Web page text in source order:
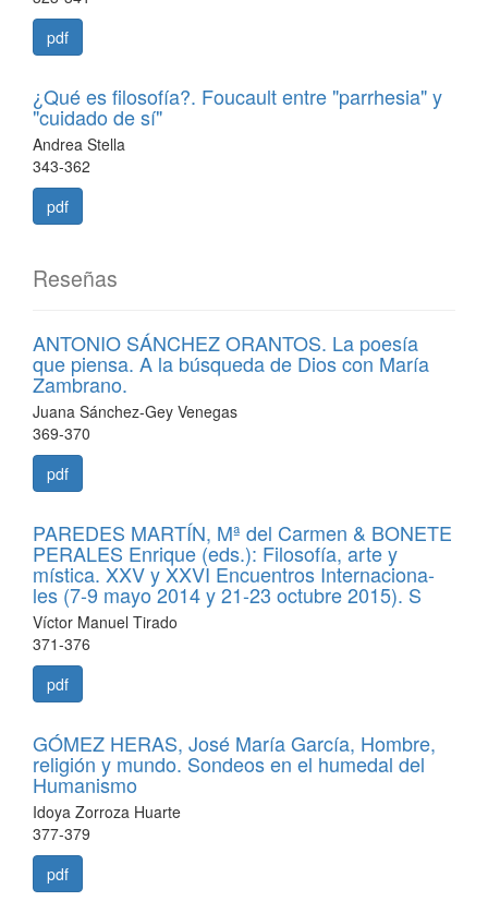
pdf
¿Qué es filosofía?. Foucault entre "parrhesia" y
"cuidado de sí"
Andrea Stella
343-362
pdf
Reseñas
ANTONIO SÁNCHEZ ORANTOS. La poesía
que piensa. A la búsqueda de Dios con María
Zambrano.
Juana Sánchez-Gey Venegas
369-370
pdf
PAREDES MARTÍN, Mª del Carmen & BONETE
PERALES Enrique (eds.): Filosofía, arte y
mística. XXV y XXVI Encuentros Internaciona-
les (7-9 mayo 2014 y 21-23 octubre 2015). S
Víctor Manuel Tirado
371-376
pdf
GÓMEZ HERAS, José María García, Hombre,
religión y mundo. Sondeos en el humedal del
Humanismo
Idoya Zorroza Huarte
377-379
pdf